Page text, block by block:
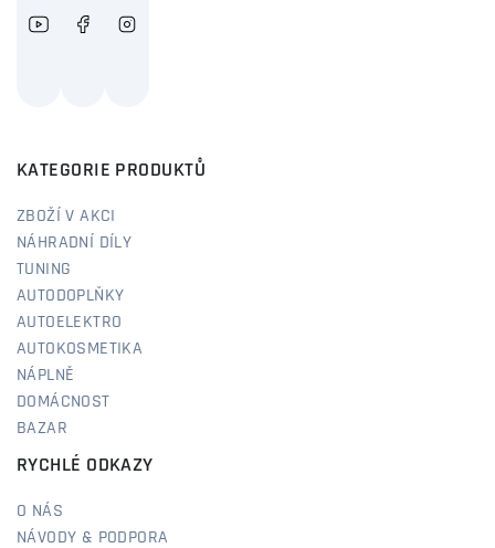
KATEGORIE PRODUKTŮ
ZBOŽÍ V AKCI
NÁHRADNÍ DÍLY
TUNING
AUTODOPLŇKY
AUTOELEKTRO
AUTOKOSMETIKA
NÁPLNĚ
DOMÁCNOST
BAZAR
RYCHLÉ ODKAZY
O NÁS
NÁVODY & PODPORA